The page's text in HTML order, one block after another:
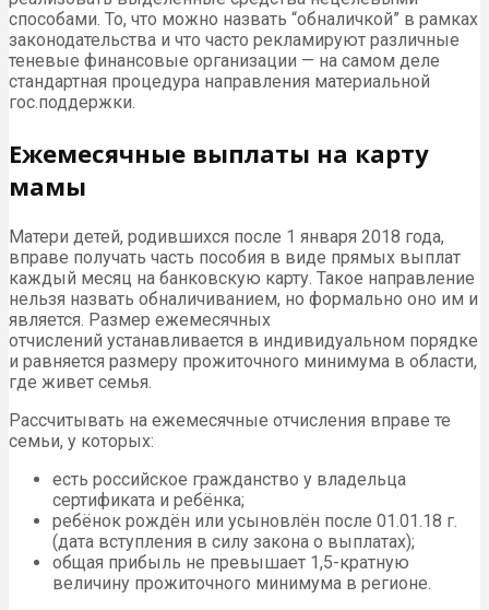
способами. То, что можно назвать “обналичкой” в рамках
законодательства и что часто рекламируют различные
теневые финансовые организации — на самом деле
стандартная процедура направления материальной
гос.поддержки.
Ежемесячные выплаты на карту
мамы
Матери детей, родившихся после 1 января 2018 года,
вправе получать часть пособия в виде прямых выплат
каждый месяц на банковскую карту. Такое направление
нельзя назвать обналичиванием, но формально оно им и
является. Размер ежемесячных
отчислений устанавливается в индивидуальном порядке
и равняется размеру прожиточного минимума в области,
где живет семья.
Рассчитывать на ежемесячные отчисления вправе те
семьи, у которых:
есть российское гражданство у владельца
сертификата и ребёнка;
ребёнок рождён или усыновлён после 01.01.18 г.
(дата вступления в силу закона о выплатах);
общая прибыль не превышает 1,5-кратную
величину прожиточного минимума в регионе.